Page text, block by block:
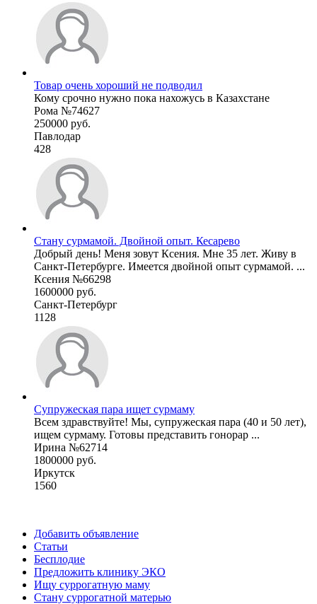
Товар очень хороший не подводил
Кому срочно нужно пока нахожусь в Казахстане
Рома №74627
250000 руб.
Павлодар
428
Стану сурмамой. Двойной опыт. Кесарево
Добрый день! Меня зовут Ксения. Мне 35 лет. Живу в
Санкт-Петербурге. Имеется двойной опыт сурмамой. ...
Ксения №66298
1600000 руб.
Санкт-Петербург
1128
Супружеская пара ищет сурмаму
Всем здравствуйте! Мы, супружеская пара (40 и 50 лет),
ищем сурмаму. Готовы представить гонорар ...
Ирина №62714
1800000 руб.
Иркутск
1560
Добавить объявление
Статьи
Бесплодие
Предложить клинику ЭКО
Ищу суррогатную маму
Стану суррогатной матерью